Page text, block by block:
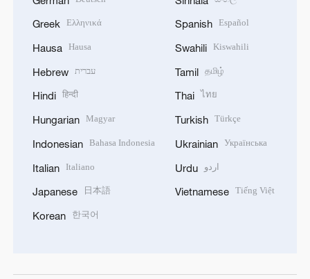
Greek Ελληνικά
Hausa Hausa
Hebrew עברית
Hindi हिन्दी
Hungarian Magyar
Indonesian Bahasa Indonesia
Italian Italiano
Japanese 日本語
Korean 한국어
Spanish Español
Swahili Kiswahili
Tamil தமிழ்
Thai ไทย
Turkish Türkçe
Ukrainian Українська
Urdu اردو
Vietnamese Tiếng Việt